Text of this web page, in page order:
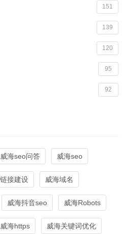
151
139
120
95
92
威海seo问答 威海seo
接建设 威海域名
威海抖音seo 威海Robots
威海https 威海关键词优化